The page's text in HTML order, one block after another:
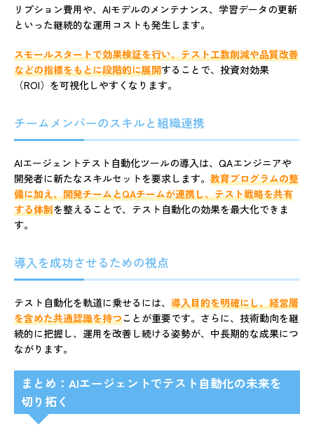
リプション費用や、AIモデルのメンテナンス、学習データの更新
といった継続的な運用コストも発生します。
スモールスタートで効果検証を行い、テスト工数削減や品質改善
などの指標をもとに段階的に展開することで、投資対効果
（ROI）を可視化しやすくなります。
チームメンバーのスキルと組織連携
AIエージェントテスト自動化ツールの導入は、QAエンジニアや
開発者に新たなスキルセットを要求します。 教育プログラムの整
備に加え、開発チームとQAチームが連携し、テスト戦略を共有
する体制を整えることで、テスト自動化の効果を最大化できま
す。
導入を成功させるための視点
テスト自動化を軌道に乗せるには、 導入目的を明確にし、経営層
を含めた共通認識を持つことが重要です。さらに、技術動向を継
続的に把握し、運用を改善し続ける姿勢が、中長期的な成果につ
ながります。
まとめ：AIエージェントでテスト自動化の未来を
切り拓く